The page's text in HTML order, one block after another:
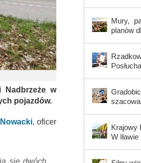
Nadbrzeże w
pojazdów.
, oficer
Mury,
planów
Krajowy
W